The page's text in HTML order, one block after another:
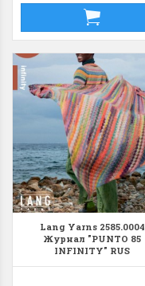
Lang Yarns 2585.0004
Журнал "PUNTO 85
INFINITY" RUS